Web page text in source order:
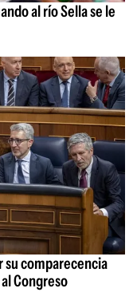
al río Sella se le
su comparecencia
Congreso